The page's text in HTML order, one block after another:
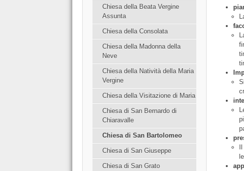
Chiesa della Beata Vergine
Assunta
Chiesa della Consolata
Chiesa della Madonna della
Neve
Chiesa della Natività della Maria
Vergine
Chiesa della Visitazione di Maria
Chiesa di San Bernardo di
Chiaravalle
Chiesa di San Bartolomeo
Chiesa di San Giuseppe
Chiesa di San Grato